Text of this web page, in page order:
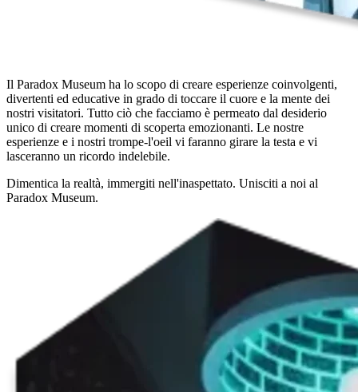
Il Paradox Museum ha lo scopo di creare esperienze coinvolgenti,
divertenti ed educative in grado di toccare il cuore e la mente dei
nostri visitatori. Tutto ciò che facciamo è permeato dal desiderio
unico di creare momenti di scoperta emozionanti. Le nostre
esperienze e i nostri trompe-l'oeil vi faranno girare la testa e vi
lasceranno un ricordo indelebile.
Dimentica la realtà, immergiti nell'inaspettato. Unisciti a noi al
Paradox Museum.